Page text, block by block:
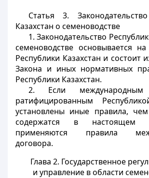
Статья 3.
Казахстан о семеноводстве
1. Законодательство
семеноводстве основывается на
Республики Казахстан и состоит
Закона и иных нормативных
Республики Казахстан.
2. Если международным
ратифицированным
установлены иные правила,
содержатся в настоящем
применяются правила
договора.
Глава 2. Государственное
и управление в области